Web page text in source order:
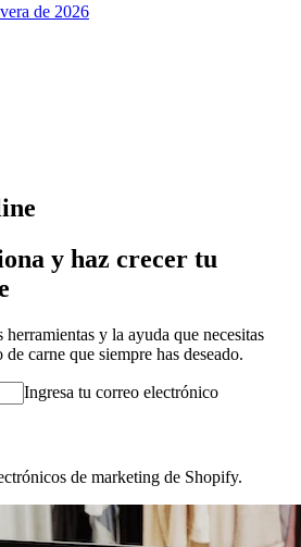
de 2026
y haz crecer tu
y la ayuda que necesitas
carne que siempre has deseado.
Ingresa tu correo electrónico
de marketing de Shopify.